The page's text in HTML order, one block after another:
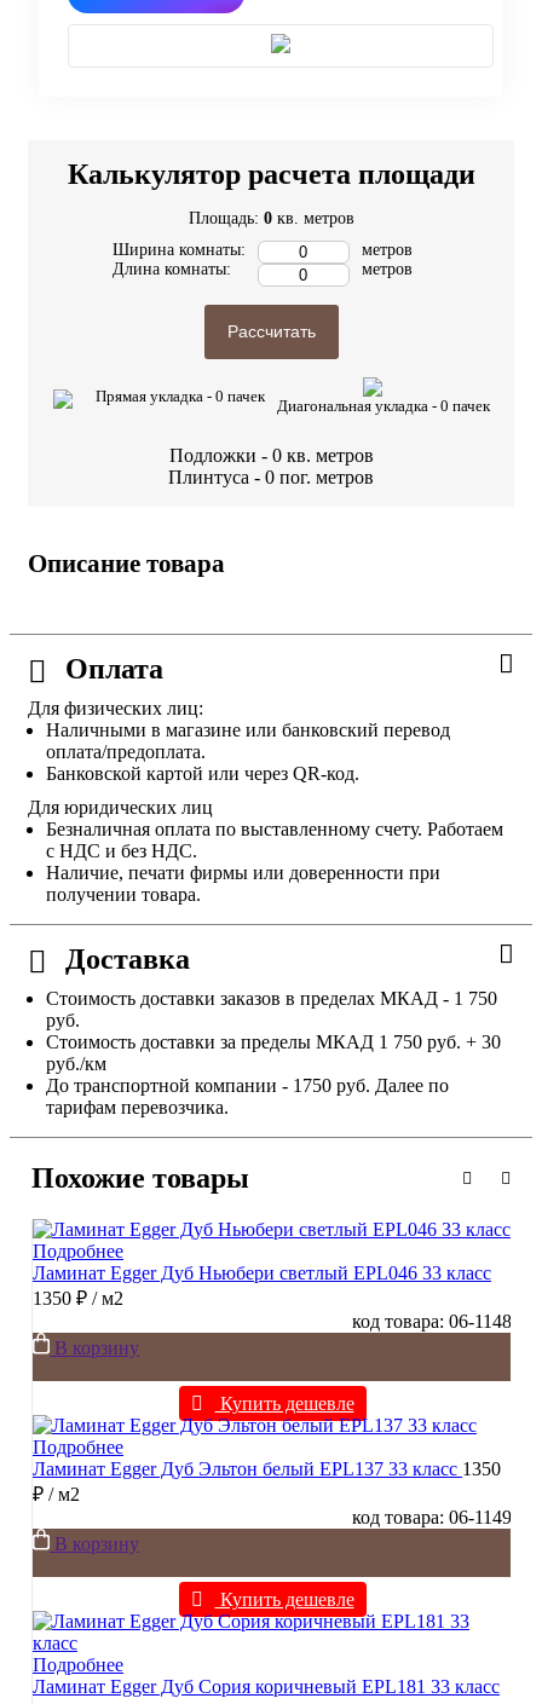
Калькулятор расчета площади
Площадь: 0 кв. метров
Ширина комнаты:
Длина комнаты:
метров
метров
Рассчитать
Прямая укладка - 0 пачек
Диагональная укладка - 0 пачек
Подложки - 0 кв. метров
Плинтуса - 0 пог. метров
Описание товара
Оплата
Для физических лиц:
Наличными в магазине или банковский перевод
оплата/предоплата.
Банковской картой или через QR-код.
Для юридических лиц
Безналичная оплата по выставленному счету. Работаем
с НДС и без НДС.
Наличие, печати фирмы или доверенности при
получении товара.
Доставка
Стоимость доставки заказов в пределах МКАД - 1 750
руб.
Стоимость доставки за пределы МКАД 1 750 руб. + 30
руб./км
До транспортной компании - 1750 руб. Далее по
тарифам перевозчика.
Похожие товары
Подробнее
Ламинат Egger Дуб Ньюбери светлый EPL046 33 класс
1350 ₽ / м2
код товара: 06-1148
В корзину
Купить дешевле
Подробнее
Ламинат Egger Дуб Эльтон белый EPL137 33 класс 1350
₽ / м2
код товара: 06-1149
В корзину
Купить дешевле
Подробнее
Ламинат Egger Дуб Сория коричневый EPL181 33 класс